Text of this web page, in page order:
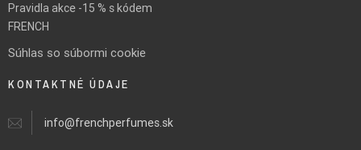
Pravidla akce -15 % s kódem
FRENCH
Súhlas so súbormi cookie
KONTAKTNÉ ÚDAJE
info@frenchperfumes.sk